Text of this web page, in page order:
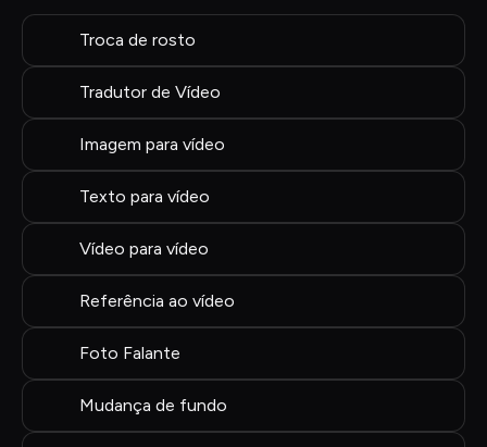
Troca de rosto
Tradutor de Vídeo
Imagem para vídeo
Texto para vídeo
Vídeo para vídeo
Referência ao vídeo
Foto Falante
Mudança de fundo